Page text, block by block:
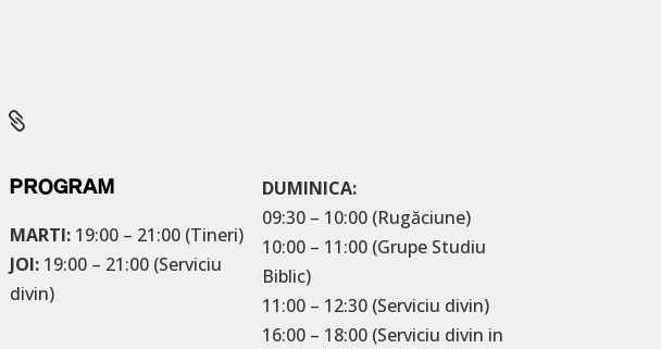

PROGRAM
MARTI: 19:00 – 21:00 (Tineri)
JOI: 19:00 – 21:00 (Serviciu
divin)
DUMINICA:
09:30 – 10:00 (Rugăciune)
10:00 – 11:00 (Grupe Studiu
Biblic)
11:00 – 12:30 (Serviciu divin)
16:00 – 18:00 (Serviciu divin in